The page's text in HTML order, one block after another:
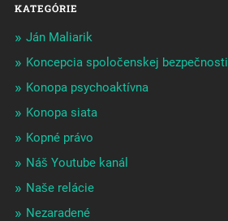
KATEGÓRIE
Ján Maliarik
Koncepcia spoločenskej bezpečnosti
Konopa psychoaktívna
Konopa siata
Kopné právo
Náš Youtube kanál
Naše relácie
Nezaradené